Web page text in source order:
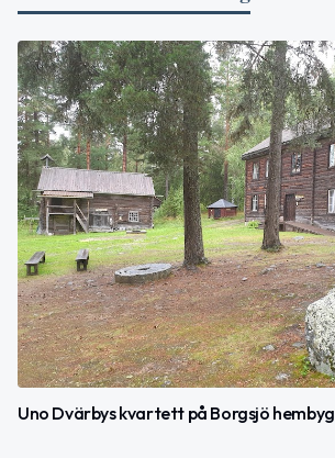
Uno Dvärbys kvartett på Borgsjö